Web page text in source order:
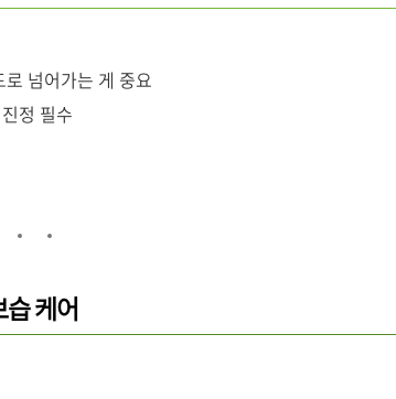
넘어가는 게 중요
정 필수
케어